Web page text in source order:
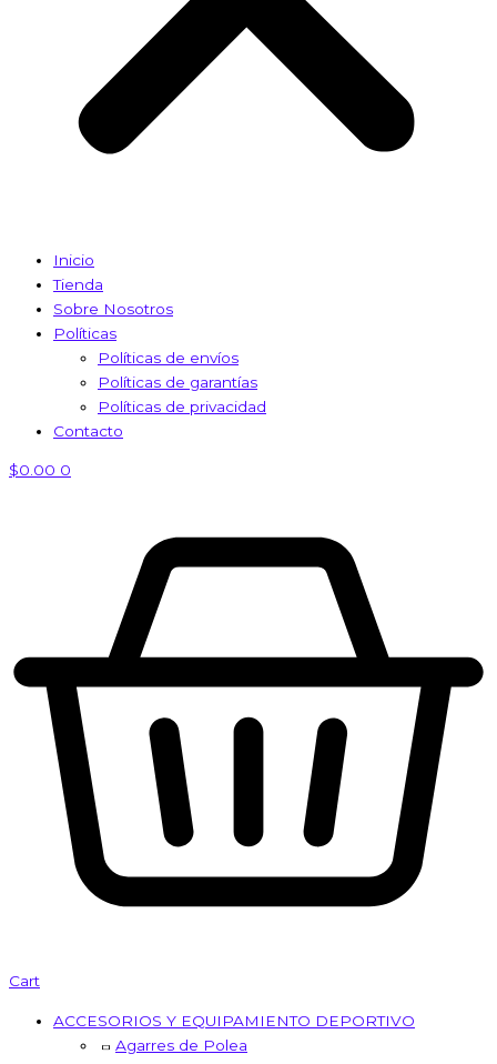
Inicio
Tienda
Sobre Nosotros
Políticas
Políticas de envíos
Políticas de garantías
Políticas de privacidad
Contacto
$0.00 0
Cart
ACCESORIOS Y EQUIPAMIENTO DEPORTIVO
Agarres de Polea